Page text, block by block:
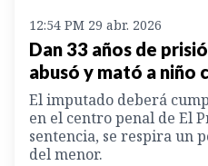
12:54 PM 29 abr. 2026
Dan 33 años de
abusó y mató a niño
El imputado deberá
en el centro penal de El
sentencia, se respira un
del menor.